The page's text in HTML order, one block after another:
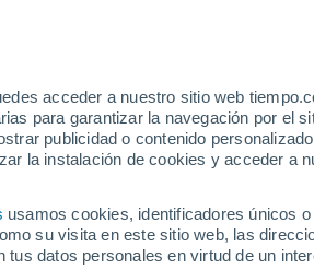
acceder a nuestro sitio web
para garantizar la navegación por el
publicidad o contenido
la instalación de cookies y acceder a
usamos cookies, identificadores únicos
su visita en este sitio web, las
datos personales en virtud de un
Snowparadise Veľká
Socovce
Stankovany
Stará Bystrica
Staskov